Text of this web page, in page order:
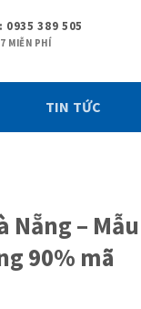
0935 389 505
MIỄN PHÍ
TIN TỨC
Nẵng – Mẫu
90% mã